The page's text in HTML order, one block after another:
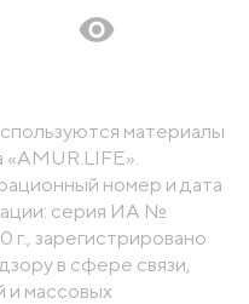
материалы
номер и дата
серия ИА №
зарегистрировано
в сфере связи,
и массовых